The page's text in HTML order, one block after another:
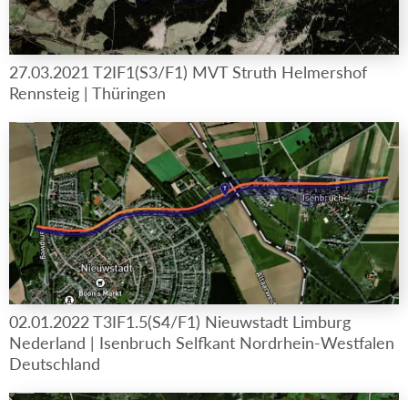
27.03.2021 T2IF1(S3/F1) MVT Struth Helmershof
Rennsteig | Thüringen
02.01.2022 T3IF1.5(S4/F1) Nieuwstadt Limburg
Nederland | Isenbruch Selfkant Nordrhein-Westfalen
Deutschland